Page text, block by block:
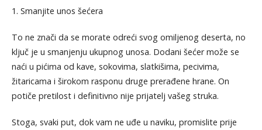
1. Smanjite unos šećera
To ne znači da se morate odreći svog omiljenog deserta, no
ključ je u smanjenju ukupnog unosa. Dodani šećer može se
naći u pićima od kave, sokovima, slatkišima, pecivima,
žitaricama i širokom rasponu druge prerađene hrane. On
potiče pretilost i definitivno nije prijatelj vašeg struka.
Stoga, svaki put, dok vam ne uđe u naviku, promislite prije